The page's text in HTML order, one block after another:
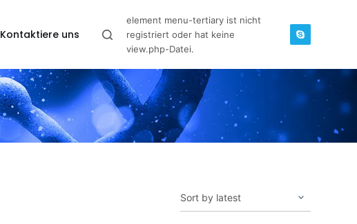
Kontaktiere uns
element menu-tertiary ist nicht
registriert oder hat keine
view.php-Datei.